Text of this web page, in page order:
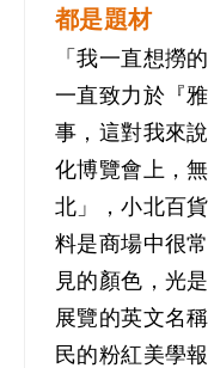
都是題材
「我一直想撈
一直致力於『
事，這對我來
化博覽會上，
北」，小北百
料是商場中很
見的顏色，光
展覽的英文名
民的粉紅美學